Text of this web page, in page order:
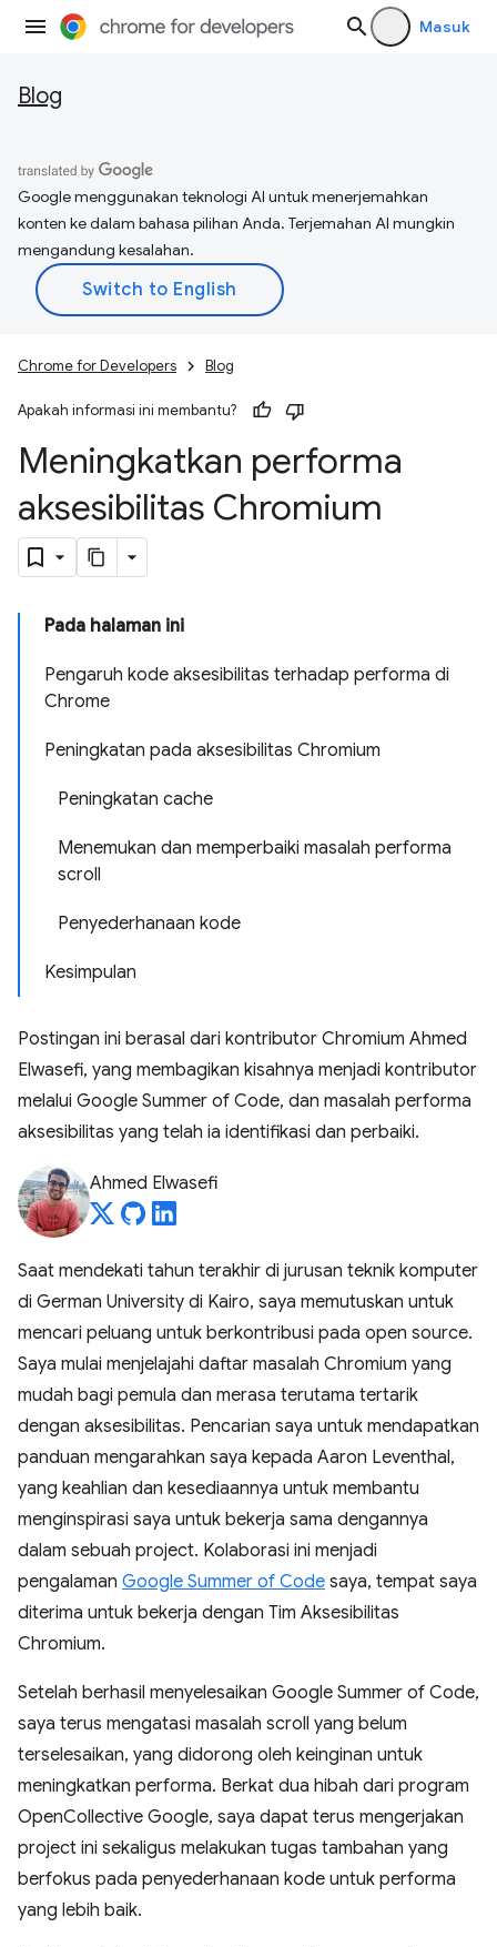
Masuk
Blog
Google menggunakan teknologi AI untuk menerjemahkan
konten ke dalam bahasa pilihan Anda. Terjemahan AI mungkin
mengandung kesalahan.
Chrome for Developers Blog
Apakah informasi ini membantu?
Meningkatkan performa
aksesibilitas Chromium
Pada halaman ini
Pengaruh kode aksesibilitas terhadap performa di
Chrome
Peningkatan pada aksesibilitas Chromium
Peningkatan cache
Menemukan dan memperbaiki masalah performa
scroll
Penyederhanaan kode
Kesimpulan
Postingan ini berasal dari kontributor Chromium ​​Ahmed
Elwasefi, yang membagikan kisahnya menjadi kontributor
melalui Google Summer of Code, dan masalah performa
aksesibilitas yang telah ia identifikasi dan perbaiki.
Ahmed Elwasefi
Saat mendekati tahun terakhir di jurusan teknik komputer
di German University di Kairo, saya memutuskan untuk
mencari peluang untuk berkontribusi pada open source.
Saya mulai menjelajahi daftar masalah Chromium yang
mudah bagi pemula dan merasa terutama tertarik
dengan aksesibilitas. Pencarian saya untuk mendapatkan
panduan mengarahkan saya kepada Aaron Leventhal,
yang keahlian dan kesediaannya untuk membantu
menginspirasi saya untuk bekerja sama dengannya
dalam sebuah project. Kolaborasi ini menjadi
pengalaman Google Summer of Code saya, tempat saya
diterima untuk bekerja dengan Tim Aksesibilitas
Chromium.
Setelah berhasil menyelesaikan Google Summer of Code,
saya terus mengatasi masalah scroll yang belum
terselesaikan, yang didorong oleh keinginan untuk
meningkatkan performa. Berkat dua hibah dari program
OpenCollective Google, saya dapat terus mengerjakan
project ini sekaligus melakukan tugas tambahan yang
berfokus pada penyederhanaan kode untuk performa
yang lebih baik.